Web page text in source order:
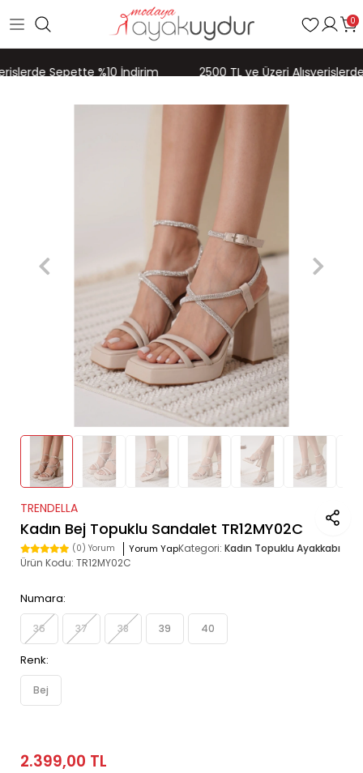
Sepette %10 İndirim 2500 TL ve Üzeri
0
TRENDELLA
Kadın Bej Topuklu Sandalet TR12MY02C
(0) Yorum Yorum YapKategori: Kadın Topuklu Ayakkabı
Ürün Kodu: TR12MY02C
Numara:
36 37 38 39 40
Renk:
Bej
2.399,00 TL